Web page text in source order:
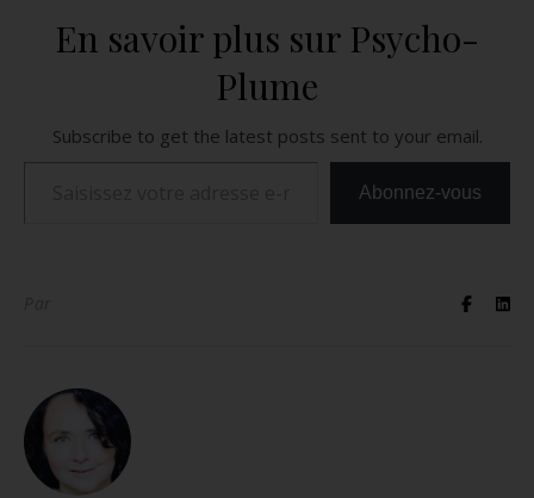
En savoir plus sur Psycho-
Plume
Subscribe to get the latest posts sent to your email.
Abonnez-vous